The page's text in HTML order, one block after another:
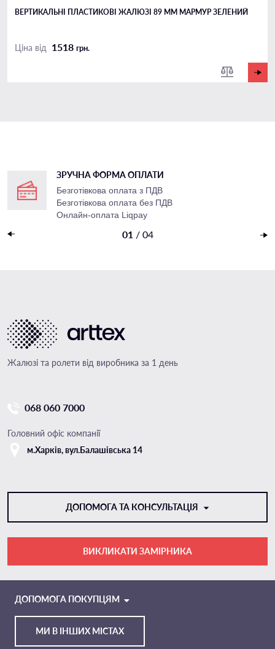
ВЕРТИКАЛЬНІ ПЛАСТИКОВІ ЖАЛЮЗІ 89 ММ МАРМУР ЗЕЛЕНИЙ
Ціна від 1518 грн.
ЗРУЧНА ФОРМА ОПЛАТИ
Безготівкова оплата з ПДВ
Безготівкова оплата без ПДВ
Онлайн-оплата Liqpay
01 / 04
Жалюзі та ролети від виробника за 1 день
068 060 7000
Головний офіс компанії
м.Харкiв, вул.Балашівська 14
ДОПОМОГА ТА КОНСУЛЬТАЦІЯ
TELEGRAM
ВИКЛИКАТИ ЗАМІРНИКА
МИ В ІНШИХ МІСТАХ
ДОПОМОГА ПОКУПЦЯМ